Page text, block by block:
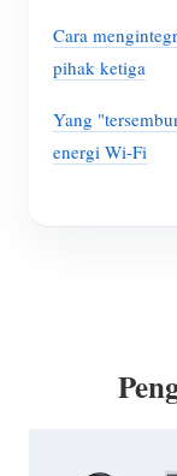
Cara
pihak ketiga
Yang
energi Wi-Fi